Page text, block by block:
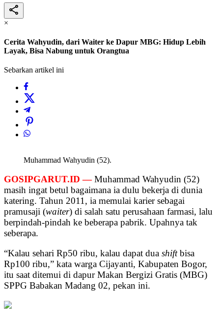
×
Cerita Wahyudin, dari Waiter ke Dapur MBG: Hidup Lebih
Layak, Bisa Nabung untuk Orangtua
Sebarkan artikel ini
Muhammad Wahyudin (52).
GOSIPGARUT.ID — Muhammad Wahyudin (52)
masih ingat betul bagaimana ia dulu bekerja di dunia
katering. Tahun 2011, ia memulai karier sebagai
pramusaji (waiter) di salah satu perusahaan farmasi, lalu
berpindah-pindah ke beberapa pabrik. Upahnya tak
seberapa.
“Kalau sehari Rp50 ribu, kalau dapat dua shiftbisa
Rp100 ribu,” kata warga Cijayanti, Kabupaten Bogor,
itu saat ditemui di dapur Makan Bergizi Gratis (MBG)
SPPG Babakan Madang 02, pekan ini.